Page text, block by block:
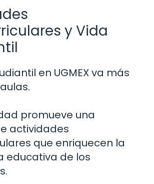
y Vida
en UGMEX va más
promueve una
actividades
que enriquecen la
educativa de los